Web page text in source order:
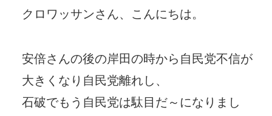
クロワッサンさん、こんにちは。
安倍さんの後の岸田の時から自民党不信が
大きくなり自民党離れし、
石破でもう自民党は駄目だ～になりまし